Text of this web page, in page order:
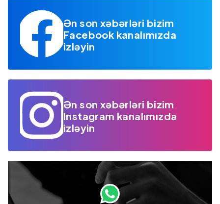
Ən son xəbərləri bizim
Facebook kanalımızda
izləyin
Ən son xəbərləri bizim
Instagram kanalımızda
izləyin